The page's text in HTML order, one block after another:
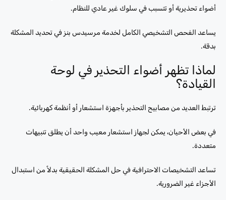
أضواء تحذيرية أو تتسبب في سلوك غير عادي للنظام.
يساعد الفحص التشخيصي الكامل لخدمة مرسيدس بنز في تحديد المشكلة
بدقة.
لماذا تظهر أضواء التحذير في لوحة
القيادة؟
ترتبط العديد من مصابيح التحذير بأجهزة استشعار أو أنظمة كهربائية.
في بعض الأحيان، يمكن لجهاز استشعار معيب واحد أن يطلق تنبيهات
متعددة.
تساعد التشخيصات الاحترافية في حل المشكلة الحقيقية بدلاً من استبدال
الأجزاء غير الضرورية.